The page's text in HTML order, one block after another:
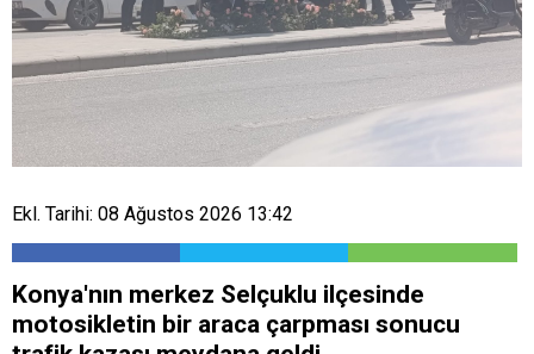
Ekl. Tarihi: 08 Ağustos 2026 13:42
Konya'nın merkez Selçuklu ilçesinde
motosikletin bir araca çarpması sonucu